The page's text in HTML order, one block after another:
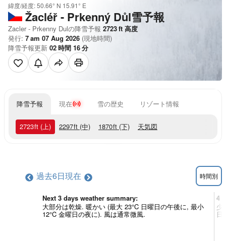
緯度/経度:50.66° N 15.91° E
Žacléř - Prkenný Důl雪予報
Zacler - Prkenny Dulの降雪予報 2723ft 高度
発行: 7 am 07 Aug 2026 (現地時間)
降雪予報更新 02時間 16分
降雪予報 現在 雪の歴史 リゾート情報
2723ft (上) 2297ft (中) 1870ft (下) 天気図
過去6日現在 時間別
Next 3 days weather summary:
大部分は乾燥. 暖かい (最大 23°C 日曜日の午後に, 最小
12°C 金曜日の夜に). 風は通常微風.
4 -
少
日